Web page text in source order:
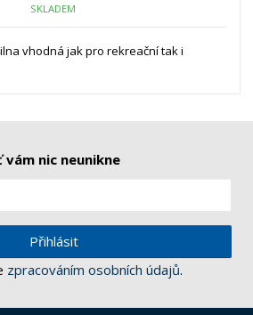
SKLADEM
vhodná jak pro rekreační tak i
vám nic neunikne
Přihlásit
zpracováním osobních údajů.